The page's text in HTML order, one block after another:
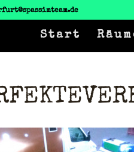
Start